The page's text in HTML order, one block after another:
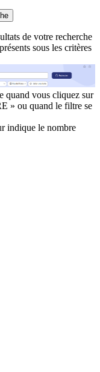
de votre recherche
sous les critères
quand vous cliquez sur
» ou quand le filtre se
indique le nombre